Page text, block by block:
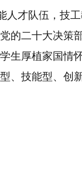
才队伍，技
的二十大决策
生厚植家国情
、技能型、创